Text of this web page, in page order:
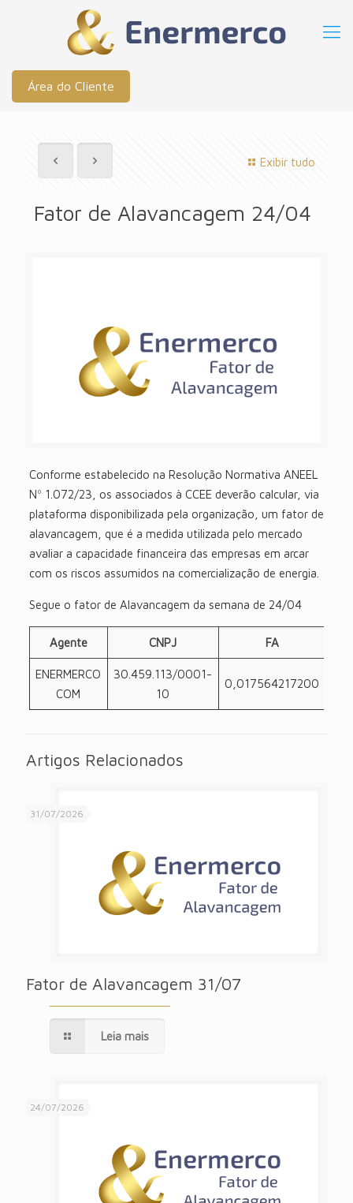
Área do Cliente
Exibir tudo
Fator de Alavancagem 24/04
Conforme estabelecido na Resolução Normativa ANEEL
Nº 1.072/23, os associados à CCEE deverão calcular, via
plataforma disponibilizada pela organização, um fator de
alavancagem, que é a medida utilizada pelo mercado
avaliar a capacidade financeira das empresas em arcar
com os riscos assumidos na comercialização de energia.
Segue o fator de Alavancagem da semana de 24/04
Agente CNPJ FA
ENERMERCO
COM
30.459.113/0001-
10
0,017564217200
Artigos Relacionados
31/07/2026
Fator de Alavancagem 31/07
Leia mais
24/07/2026